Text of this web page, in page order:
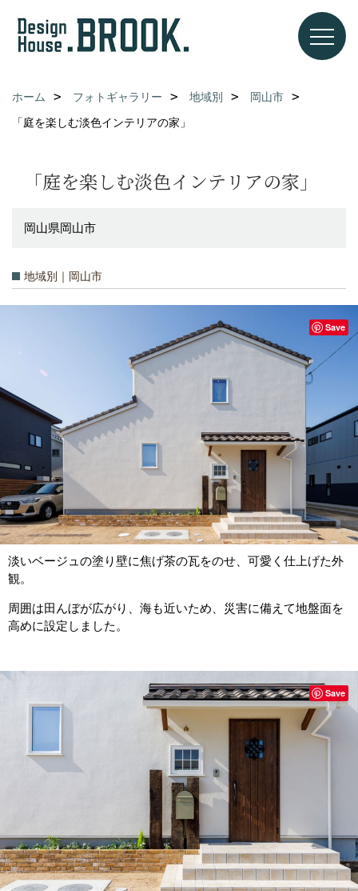
ホーム フォトギャラリー 地域別
岡山市
「庭を楽しむ淡色インテリアの家」
「庭を楽しむ淡色インテリアの家」
岡山県岡山市
地域別｜岡山市
淡いベージュの塗り壁に焦げ茶の瓦をのせ、可愛く仕上げた外
観。
周囲は田んぼが広がり、海も近いため、災害に備えて地盤面を
高めに設定しました。
Save
Save